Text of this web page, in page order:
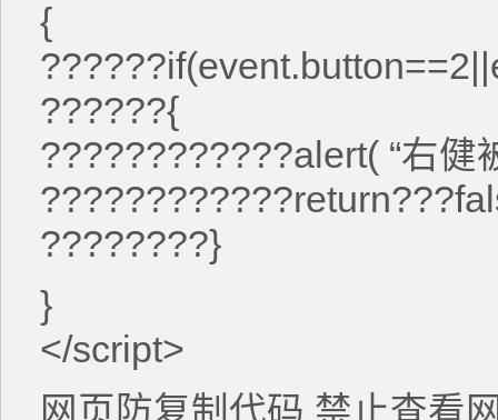
{
??????{
????????????alert( “右健
????????}
}
</script>
网页防复制代码 禁止查看